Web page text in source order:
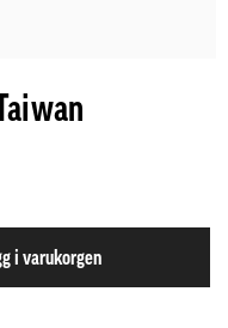
i varukorgen